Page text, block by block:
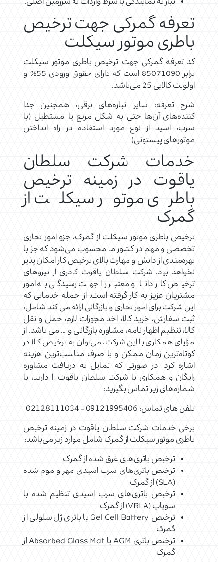
تعرفه گمرکی جهت ترخیص
باطری موتور سیکلت
کد تعرفه گمرکی جهت ترخیص باطری موتور سیکلت
برابر 85071090 است که دارای حقوق ورودی 55% و
اولویت کالایی 25 می‌باشد.
شرح تعرفه: سایر انباره‌های برقی، همچنین جدا
كننده‌های آن‌ها حتی به شكل مربع یا مستطیل (با
سرب، اسید از نوع مورد استفاده در راه انداختن
موتورهای پیستونی)
خدمات شرکت سلطان
یاقوت در زمینه ترخیص
باطری موتور سیکلت از
گمرک
ترخیص باطری موتور سیکلت از گمرک، جزو امور تجاری
تخصصی و مهم در کشور ما محسوب می‌شود که جز با
بهره‌مندی از دانش و مهارت بالای ترخیص کار امکان پذیر
نخواهد بود. شرکت سلطان یاقوت کادری از نیروهای
ترخیص کار دانا و معتبر را جهت رسیدگی به امور
مشتریان عزیز به کار گرفته است. از جمله خدماتی که
این شرکت برای امور تجاری و بازرگانی ارائه می کند شامل:
ثبت سفارش، خرید کالا، اخذ مجوزات لازم، حمل و نقل
کالا، تنظیم اظهار نامه، مشاوره بازرگانی و … می باشد. از
مزایای همکاری با این شرکت، می‌توان به ترخیص کالا در
کوتاه‌ترین زمان ممکن و با صرف مناسب‌ترین هزینه
اشاره کرد. در صورتی که تمایل به دریافت مشاوره
رایگان و همکاری با شرکت سلطان یاقوت را دارید، با
شماره‌های زیر تماس بگیرید:
تلفن های تماس: 09121995406 – 02128111034
برخی خدمات شرکت سلطان یاقوت در زمینه ترخیص
باطری موتور سیکلت از گمرک شامل موارد زیر می‌باشد:
ترخیص باتری‌های غرق شده از گمرک
ترخیص باتری‌های سرب اسیدی مهر و موم شده
(SLA) از گمرک
ترخیص باتری‌های سرب اسیدی تنظیم شده با
سوپاپ (VRLA) از گمرک
ترخیص Gel Cell Battery یا باتری ژل سلولی از
گمرک
ترخیص باتری AGM یا Absorbed Glass Mat از
گمرک